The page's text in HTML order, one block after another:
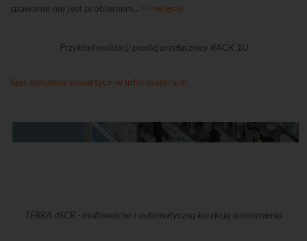
spawanie nie jest problemem...>>>więcej
Przykład realizacji prostej przełącznicy RACK 1U
Spis tematów zawartych w Informatorach
TERRA dSCR - multiswitche z automatyczną korekcją wzmocnienia